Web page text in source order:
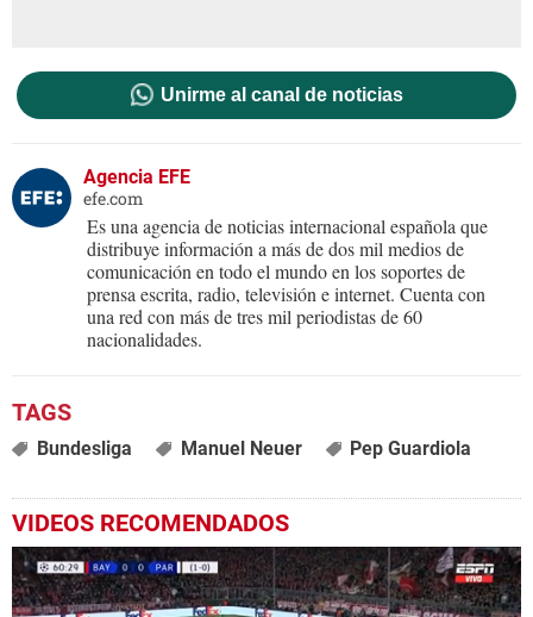
Unirme al canal de noticias
Agencia EFE
efe.com
Es una agencia de noticias internacional española que
distribuye información a más de dos mil medios de
comunicación en todo el mundo en los soportes de
prensa escrita, radio, televisión e internet. Cuenta con
una red con más de tres mil periodistas de 60
nacionalidades.
Bundesliga Manuel Neuer Pep Guardiola
VIDEOS RECOMENDADOS